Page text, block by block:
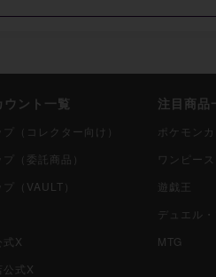
ント一覧
（コレクター向け）
（委託商品）
（VAULT）
X
式X
注目商品
ポケモンカ
ワンピース
遊戯王
デュエル
MTG